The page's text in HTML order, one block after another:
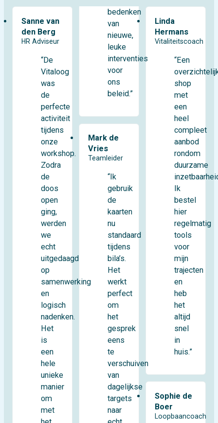
Sanne van
den Berg
HR Adviseur
“De
Vitaloog
was
de
perfecte
activiteit
tijdens
onze
workshop.
Zodra
de
doos
open
ging,
werden
we
echt
uitgedaagd
op
samenwerking
en
logisch
nadenken.
Het
is
een
hele
unieke
manier
om
met
bedenken
van
nieuwe,
leuke
interventies
voor
ons
beleid.”
Mark de
Vries
Teamleider
“Ik
gebruik
de
kaarten
nu
standaard
tijdens
bila’s.
Het
werkt
perfect
om
het
gesprek
eens
te
verschuiven
van
dagelijkse
targets
naar
Linda
Hermans
Vitaliteitscoach
“Een
shop
met
een
heel
compleet
aanbod
rondom
duurzame
Ik
bestel
hier
regelmatig
tools
voor
mijn
trajecten
en
heb
het
altijd
snel
in
huis.”
Sophie de
Boer
Loopbaancoach